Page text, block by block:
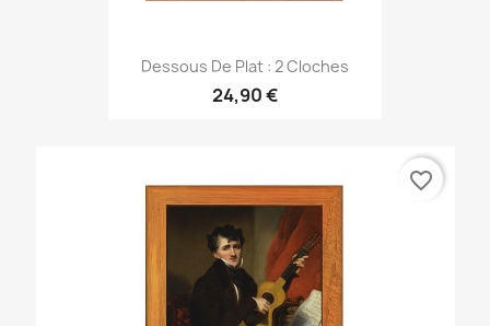
Dessous De Plat : 2 Cloches
24,90 €
favorite_border